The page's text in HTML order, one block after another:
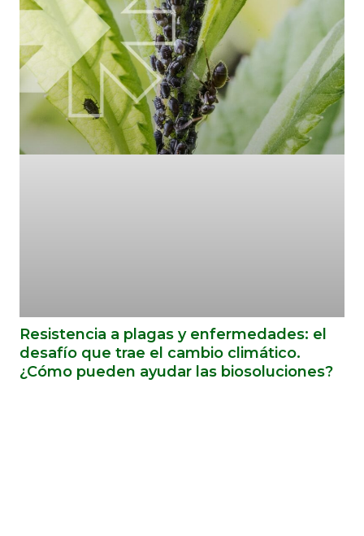
Resistencia a plagas y enfermedades: el
desafío que trae el cambio climático.
¿Cómo pueden ayudar las biosoluciones?